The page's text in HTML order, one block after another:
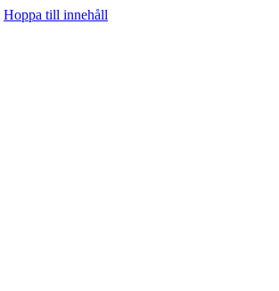
Hoppa till innehåll